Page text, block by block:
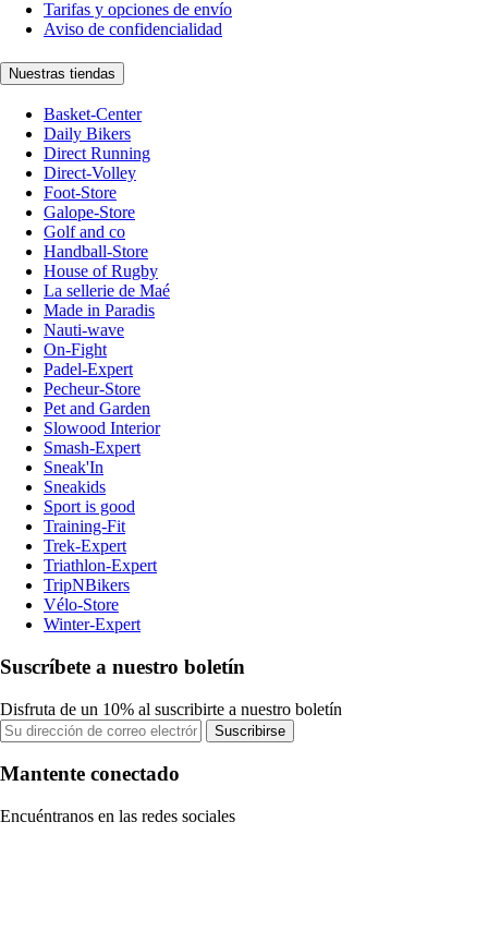
Tarifas y opciones de envío
Aviso de confidencialidad
Nuestras tiendas
Basket-Center
Daily Bikers
Direct Running
Direct-Volley
Foot-Store
Galope-Store
Golf and co
Handball-Store
House of Rugby
La sellerie de Maé
Made in Paradis
Nauti-wave
On-Fight
Padel-Expert
Pecheur-Store
Pet and Garden
Slowood Interior
Smash-Expert
Sneak'In
Sneakids
Sport is good
Training-Fit
Trek-Expert
Triathlon-Expert
TripNBikers
Vélo-Store
Winter-Expert
Suscríbete a nuestro boletín
Disfruta de un 10% al suscribirte a nuestro boletín
Suscribirse
Mantente conectado
Encuéntranos en las redes sociales